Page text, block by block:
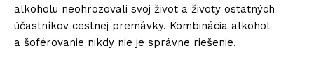
alkoholu neohrozovali svoj život a životy ostatných
účastníkov cestnej premávky. Kombinácia alkohol
a šoférovanie nikdy nie je správne riešenie.